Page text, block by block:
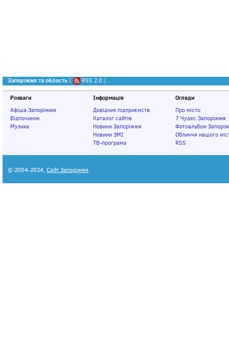
Запоріжжя та область | RSS 2.0 |
Розваги
Афіша Запоріжжя
Відпочинок
Музика
Інформація
Довідник підприємств
Каталог сайтів
Новини Запоріжжя
Новини ЗМІ
ТВ-програма
Огляди
Про місто
7 Чудес Запоріжжя
Фотоальбом
Обличчя нашого
RSS
© 2004-2024, Сайт Запоріжжя.